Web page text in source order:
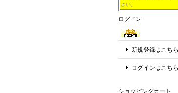
さい。
ログイン
新規登録はこちら
ログインはこちら
ショッピングカート